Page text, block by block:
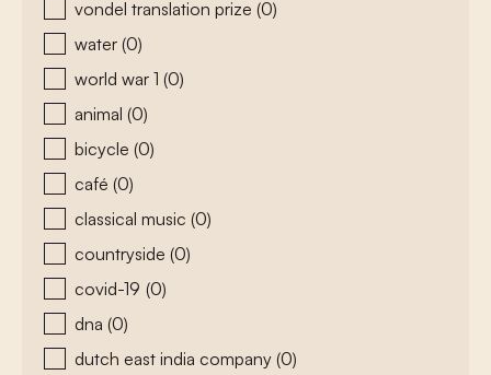
vondel translation prize (0)
water (0)
world war 1 (0)
animal (0)
bicycle (0)
café (0)
classical music (0)
countryside (0)
covid-19 (0)
dna (0)
dutch east india company (0)